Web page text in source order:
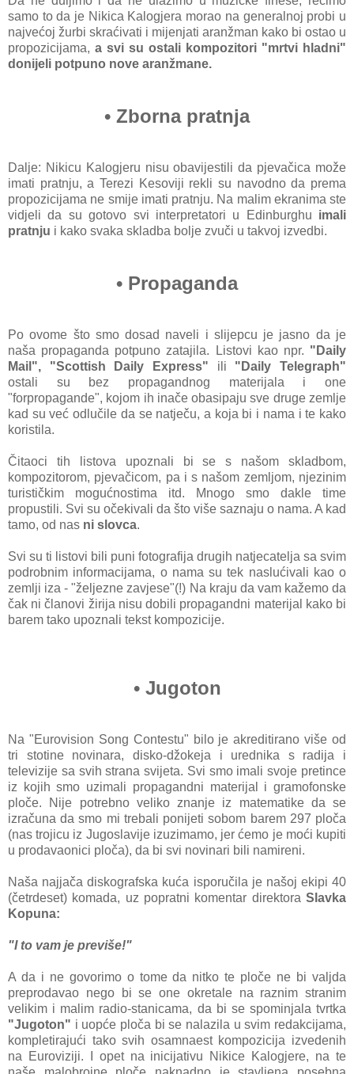
samo to da je Nikica Kalogjera morao na generalnoj probi u
najvećoj žurbi skraćivati i mijenjati aranžman kako bi ostao u
propozicijama, a svi su ostali kompozitori "mrtvi hladni"
donijeli potpuno nove aranžmane.
• Zborna pratnja
Dalje: Nikicu Kalogjeru nisu obavijestili da pjevačica može
imati pratnju, a Terezi Kesoviji rekli su navodno da prema
propozicijama ne smije imati pratnju. Na malim ekranima ste
vidjeli da su gotovo svi interpretatori u Edinburghu imali
pratnju i kako svaka skladba bolje zvuči u takvoj izvedbi.
• Propaganda
Po ovome što smo dosad naveli i slijepcu je jasno da je
naša propaganda potpuno zatajila. Listovi kao npr. "Daily
Mail", "Scottish Daily Express" ili "Daily Telegraph"
ostali su bez propagandnog materijala i one
"forpropagande", kojom ih inače obasipaju sve druge zemlje
kad su već odlučile da se natječu, a koja bi i nama i te kako
koristila.
Čitaoci tih listova upoznali bi se s našom skladbom,
kompozitorom, pjevačicom, pa i s našom zemljom, njezinim
turističkim mogućnostima itd. Mnogo smo dakle time
propustili. Svi su očekivali da što više saznaju o nama. A kad
tamo, od nas ni slovca.
Svi su ti listovi bili puni fotografija drugih natjecatelja sa svim
podrobnim informacijama, o nama su tek naslućivali kao o
zemlji iza - "željezne zavjese"(!) Na kraju da vam kažemo da
čak ni članovi žirija nisu dobili propagandni materijal kako bi
barem tako upoznali tekst kompozicije.
• Jugoton
Na "Eurovision Song Contestu" bilo je akreditirano više od
tri stotine novinara, disko-džokeja i urednika s radija i
televizije sa svih strana svijeta. Svi smo imali svoje pretince
iz kojih smo uzimali propagandni materijal i gramofonske
ploče. Nije potrebno veliko znanje iz matematike da se
izračuna da smo mi trebali ponijeti sobom barem 297 ploča
(nas trojicu iz Jugoslavije izuzimamo, jer ćemo je moći kupiti
u prodavaonici ploča), da bi svi novinari bili namireni.
Naša najjača diskografska kuća isporučila je našoj ekipi 40
(četrdeset) komada, uz popratni komentar direktora Slavka
Kopuna:
"I to vam je previše!"
A da i ne govorimo o tome da nitko te ploče ne bi valjda
preprodavao nego bi se one okretale na raznim stranim
velikim i malim radio-stanicama, da bi se spominjala tvrtka
"Jugoton" i uopće ploča bi se nalazila u svim redakcijama,
kompletirajući tako svih osamnaest kompozicija izvedenih
na Euroviziji. I opet na inicijativu Nikice Kalogjere, na te